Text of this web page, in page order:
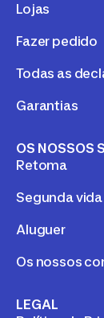
Lojas
Fazer pedido
Todas as
Garantias
OS NOSSOS
Retoma
Segunda vida
Aluguer
Os nossos
LEGAL